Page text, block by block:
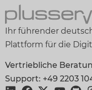
Ihr führender
Plattform für die
Vertriebliche
Support: +49 2203